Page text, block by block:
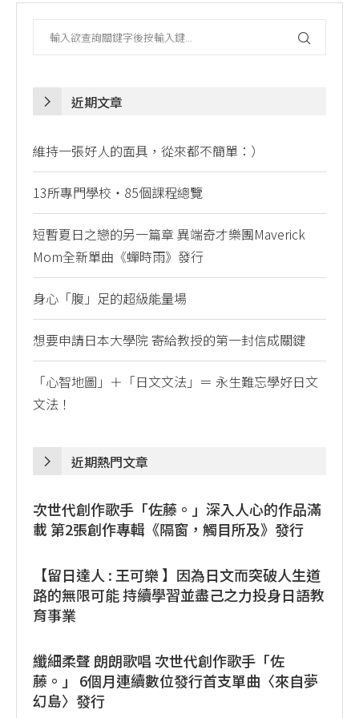
近期文章
維持一張好人的面具，從來都不簡單：）
13所專門學校・85個課程總覽
短暫夏日之戀的另一篇章 異端奇才樂團Maverick
Mom全新單曲《蟬時雨》發行
身心「腹」足的超級能量場
想要申請日本大學院 寄給教授的第一封信成關鍵
「心智地圖」＋「日文文法」＝ 永生難忘學好日文
文法！
近期熱門文章
次世代創作歌手「佐藤。」深入人心的作品滿
載 第2張創作專輯《隔窗，觸目所及》發行
【留日達人 : 王可樂 】因為日文而突破人生道
路的無限可能 持續學習並盡己之力投身日語教
育事業
纖細柔聲 朗朗歌唱 次世代創作歌手「佐
藤。」 6個月連續數位發行首支單曲〈來自夢
幻島〉發行